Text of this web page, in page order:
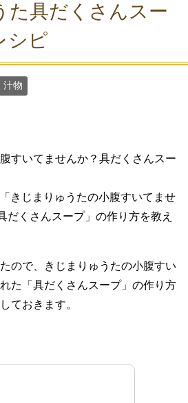
た具だくさんスー
シピ
汁物
すいてませんか？具だくさんスー
きじまりゅうたの小腹すいてませ
だくさんスープ」の作り方を教え
ので、きじまりゅうたの小腹すい
た「具だくさんスープ」の作り方
ておきます。